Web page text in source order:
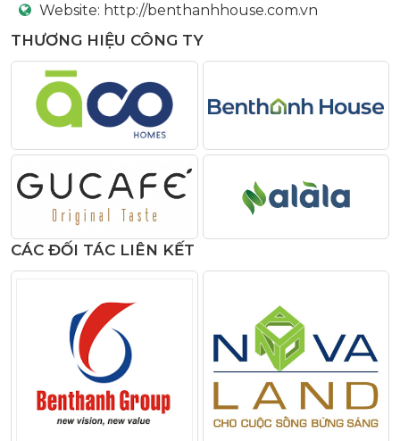
Website: http://benthanhhouse.com.vn
THƯƠNG HIỆU CÔNG TY
CÁC ĐỐI TÁC LIÊN KẾT